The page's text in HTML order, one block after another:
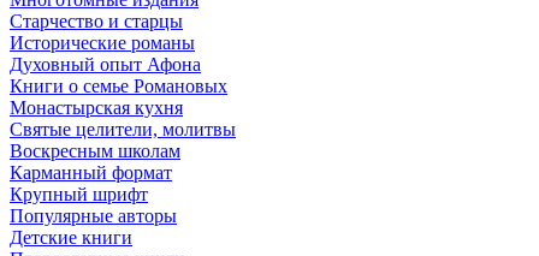
Старчество и старцы
Исторические романы
Духовный опыт Афона
Книги о семье Романовых
Монастырская кухня
Святые целители, молитвы
Воскресным школам
Карманный формат
Крупный шрифт
Популярные авторы
Детские книги